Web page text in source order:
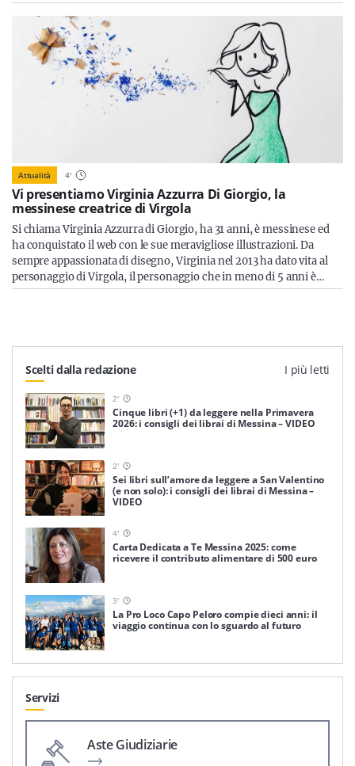
Resta sempre aggiornato con le ultime news, iscriviti alla
nostra newsletter
Iscriviti
Attualità 4'
Vi presentiamo Virginia Azzurra Di Giorgio, la
messinese creatrice di Virgola
Si chiama Virginia Azzurra di Giorgio, ha 31 anni, è messinese ed
ha conquistato il web con le sue meravigliose illustrazioni. Da
sempre appassionata di disegno, Virginia nel 2013 ha dato vita al
personaggio di Virgola, il personaggio che in meno di 5 anni è…
Scelti dalla redazione I più letti
2'
Cinque libri (+1) da leggere nella Primavera
2026: i consigli dei librai di Messina – VIDEO
2'
Sei libri sull’amore da leggere a San Valentino
(e non solo): i consigli dei librai di Messina –
VIDEO
4'
Carta Dedicata a Te Messina 2025: come
ricevere il contributo alimentare di 500 euro
3'
La Pro Loco Capo Peloro compie dieci anni: il
viaggio continua con lo sguardo al futuro
Servizi
Aste Giudiziarie